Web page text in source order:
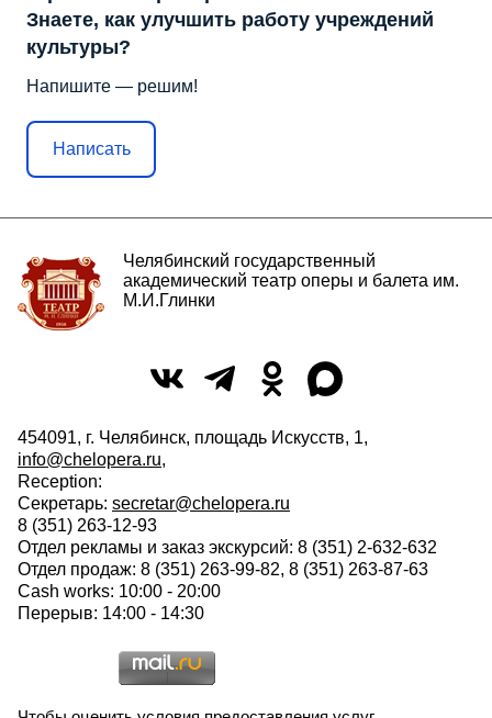
Знаете, как улучшить работу учреждений
культуры?
Напишите — решим!
Написать
Челябинский государственный
академический театр оперы и балета им.
М.И.Глинки
454091, г. Челябинск, площадь Искусств, 1,
info@chelopera.ru,
Reception:
Секретарь: secretar@chelopera.ru
8 (351) 263-12-93
Отдел рекламы и заказ экскурсий: 8 (351) 2-632-632
Отдел продаж: 8 (351) 263-99-82, 8 (351) 263-87-63
Cash works: 10:00 - 20:00
Перерыв: 14:00 - 14:30